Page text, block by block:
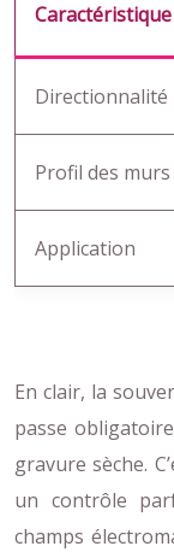
Caractéristique
Directionnalité
Profil des murs
Application
En clair, la
passe
gravure sèche.
un contrôle
champs